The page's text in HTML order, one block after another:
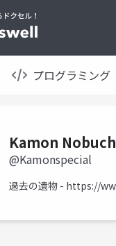
プログラミング
Kamon
@Kamonspecial
過去の遺物 - https://